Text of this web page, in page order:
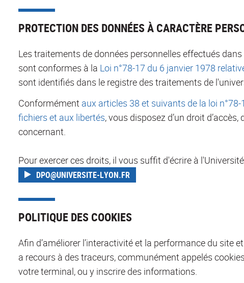
PROTECTION DES DONNÉES À CARACTÈRE
Les traitements de données personnelles effectués
sont conformes à la Loi n°78-17 du 6 janvier 1978
sont identifiés dans le registre des traitements de
Conformément aux articles 38 et suivants de la loi
fichiers et aux libertés, vous disposez d’un droit
concernant.
Pour exercer ces droits, il vous suffit d'écrire à
DPO@UNIVERSITE-LYON.FR
POLITIQUE DES COOKIES
Afin d’améliorer l’interactivité et la performance du site
a recours à des traceurs, communément appelés
votre terminal, ou y inscrire des informations.